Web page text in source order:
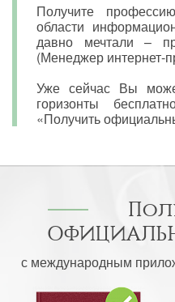
Получите
области
давно мечтали –
(Менеджер интернет-
Уже сейчас Вы
горизонты
«Получить
с международным